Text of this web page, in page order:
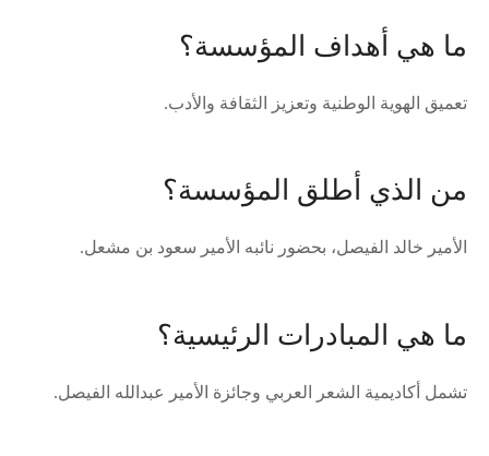
ما هي أهداف المؤسسة؟
تعميق الهوية الوطنية وتعزيز الثقافة والأدب.
من الذي أطلق المؤسسة؟
الأمير خالد الفيصل، بحضور نائبه الأمير سعود بن مشعل.
ما هي المبادرات الرئيسية؟
تشمل أكاديمية الشعر العربي وجائزة الأمير عبدالله الفيصل.